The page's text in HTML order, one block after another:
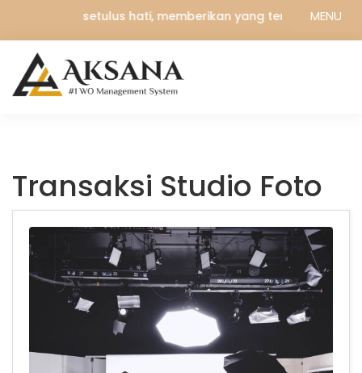
setulus hati, memberikan yang terbaik
Transaksi Studio Foto
MENU